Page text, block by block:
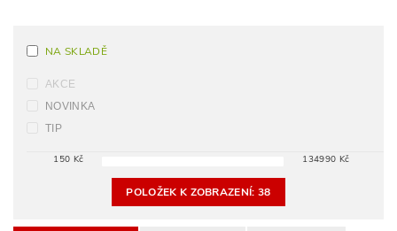
NA SKLADĚ
AKCE
NOVINKA
TIP
150 Kč 134990 Kč
POLOŽEK K ZOBRAZENÍ:38